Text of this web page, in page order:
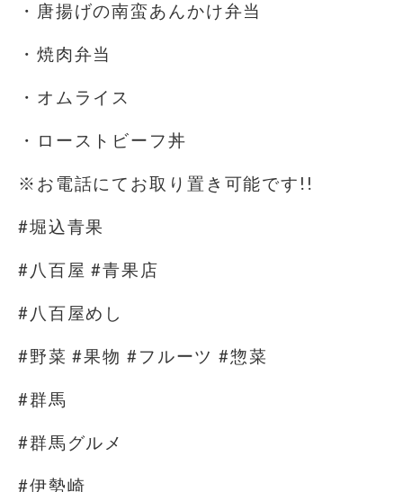
・唐揚げの南蛮あんかけ弁当
・焼肉弁当
・オムライス
・ローストビーフ丼
※お電話にてお取り置き可能です!!
#堀込青果
#八百屋 #青果店
#八百屋めし
#野菜 #果物 #フルーツ #惣菜
#群馬
#群馬グルメ
#伊勢崎